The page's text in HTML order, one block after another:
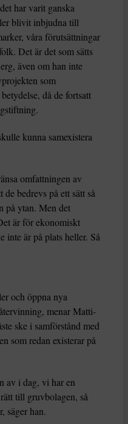
har varit ganska
blivit inbjudna till
våra förutsättningar
Det är det som sätts
även om han inte
som
då de fortsatt
kunna samexistera
omfattningen av
bedrevs på ett sätt så
på ytan. Men det
är för ekonomiskt
inte är på plats heller. Så
och öppna nya
menar Matti-
ske i samförstånd med
som redan existerar på
av i dag, vi har en
till gruvbolagen, så
säger han.